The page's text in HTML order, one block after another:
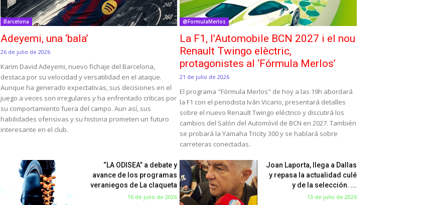
Barcelona
Adeyemi, una ‘bala’
26 de julio de 2026
Karim David Adeyemi, nuevo fichaje del Barcelona,
destaca por su velocidad y versatilidad en el ataque.
Aunque ha generado expectativas, sus decisiones en el
juego a veces son irregulares y ha enfrentado críticas por
su comportamiento fuera del campo. Aun así, sus
habilidades ofensivas y su historia prometen un futuro
interesante en el club.
@FormulaMerlos
La F1, l’Automobile BCN 2027 i el nou
Renault Twingo elèctric,
protagonistes al ‘Fórmula Merlos’
21 de julio de 2026
El programa "Fórmula Merlos" de hoy a las 19h abordará
la F1 con el periodista Iván Vicario, presentará detalles
sobre el nuevo Renault Twingo eléctrico y discutirá los
cambios del Salón del Automóvil de BCN en 2027. También
se probará la Yamaha Tricity 300 y se hablará sobre
carreteras conectadas.
“LA ODISEA” a debate y
avance de los programas
veraniegos de La claqueta
16 de julio de 2026
Joan Laporta, llega a Dallas
y repasa la actualidad culé
y de la selección. ...
13 de julio de 2026